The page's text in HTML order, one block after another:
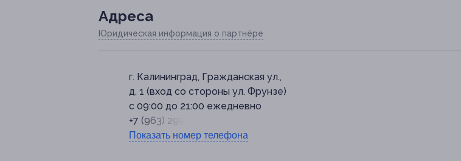
Адресa
Юридическая информация о партнёре
г. Калининград, Гражданская ул.,
д. 1 (вход со стороны ул. Фрунзе)
с 09:00 до 21:00 ежедневно
+7 (963) 299-41-75
Показать номер телефона